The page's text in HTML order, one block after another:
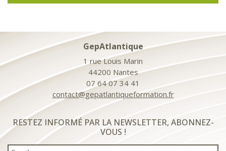
GepAtlantique
1 rue Louis Marin
44200 Nantes
07 64 07 34 41
contact@gepatlantiqueformation.fr
RESTEZ INFORMÉ PAR LA NEWSLETTER, ABONNEZ-
VOUS !